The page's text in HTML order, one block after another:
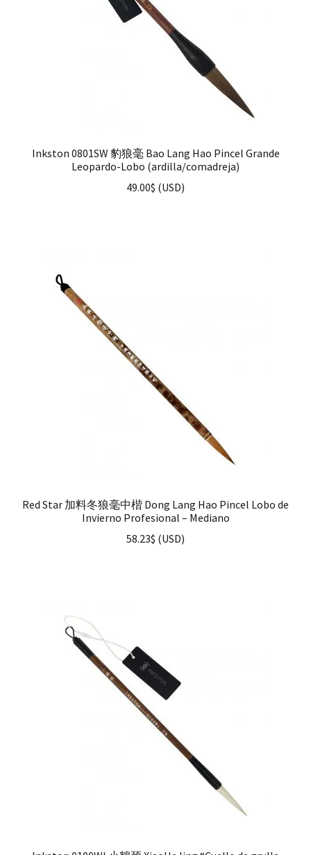
Inkston 0801SW 豹狼毫 Bao Lang Hao Pincel Grande
Leopardo-Lobo (ardilla/comadreja)
49.00$ (USD)
Red Star 加料冬狼毫中楷 Dong Lang Hao Pincel Lobo de
Invierno Profesional – Mediano
58.23$ (USD)